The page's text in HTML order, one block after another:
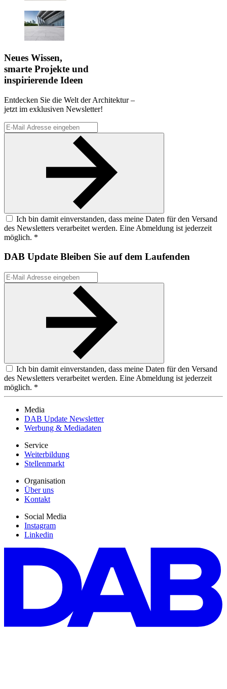
Neues Wissen,
smarte Projekte und
inspirierende Ideen
Entdecken Sie die Welt der Architektur –
jetzt im exklusiven Newsletter!
Ich bin damit einverstanden, dass meine Daten für den Versand
des Newsletters verarbeitet werden. Eine Abmeldung ist jederzeit
möglich. *
DAB Update Bleiben Sie auf dem Laufenden
Ich bin damit einverstanden, dass meine Daten für den Versand
des Newsletters verarbeitet werden. Eine Abmeldung ist jederzeit
möglich. *
Media
DAB Update Newsletter
Werbung & Mediadaten
Service
Weiterbildung
Stellenmarkt
Organisation
Über uns
Kontakt
Social Media
Instagram
Linkedin